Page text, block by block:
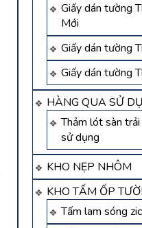
Giấy dán tường
Mới
Giấy dán tường
Giấy dán tường
HÀNG QUA SỬ
Thảm lót sàn
sử dụng
KHO NẸP NHÔM
KHO TẤM ỐP
Tấm lam sóng